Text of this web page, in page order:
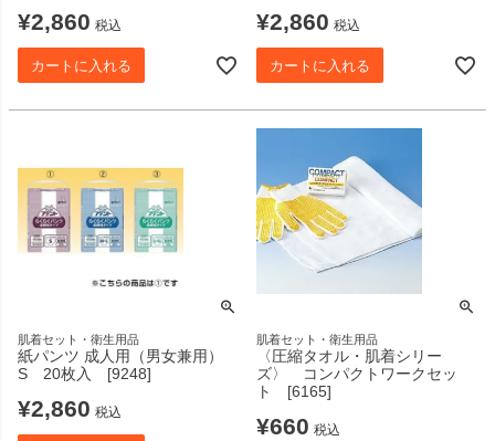
¥2,860 税込
カートに入れる
¥2,860 税込
カートに入れる
肌着セット・衛生用品
紙パンツ 成人用（男女兼用）
S 20枚入 [9248]
¥2,860 税込
肌着セット・衛生用品
〈圧縮タオル・肌着シリー
ズ〉 コンパクトワークセッ
ト [6165]
¥660 税込